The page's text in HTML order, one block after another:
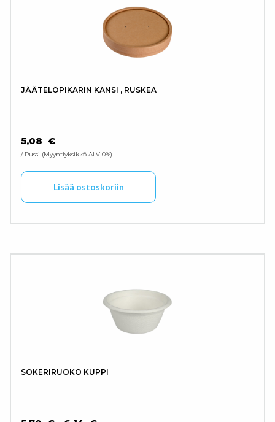
JÄÄTELÖPIKARIN KANSI , RUSKEA
5,08 €
/ Pussi Myyntiyksikkö ALV 0%
Lisää ostoskoriin
SOKERIRUOKO KUPPI
HINTALUOKKA: 5,70 € - 6,14 €